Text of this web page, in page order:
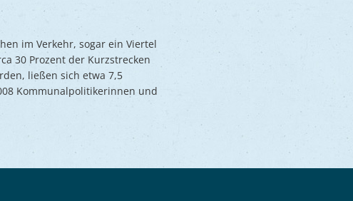
im Verkehr, sogar ein Viertel
30 Prozent der Kurzstrecken
ließen sich etwa 7,5
Kommunalpolitikerinnen und